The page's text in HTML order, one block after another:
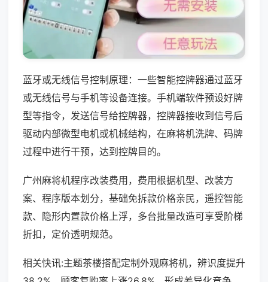
蓝牙或无线信号控制原理：一些智能控牌器通过蓝牙
或无线信号与手机等设备连接。手机端软件预设好牌
型等指令，发送信号给控牌器，控牌器接收到信号后
驱动内部微型电机或机械结构，在麻将机洗牌、码牌
过程中进行干预，达到控牌目的。
广州麻将机程序改装费用，费用根据机型、改装方
案、程序版本划分，基础免拆款价格亲民，遥控智能
款、隐形内置款价格上浮，多台批量改造可享受阶梯
折扣，定价透明规范。
相关快讯:主题茶楼搭配定制外观麻将机，辨识度提升